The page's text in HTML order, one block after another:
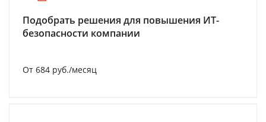
Подобрать решения для повышения ИТ-
безопасности компании
От 684 руб./месяц